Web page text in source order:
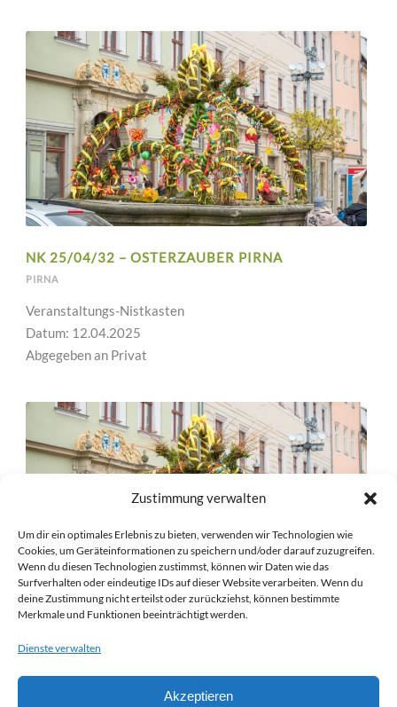
Zustimmung verwalten
Um dir ein optimales Erlebnis zu bieten, verwenden wir Technologien wie
Cookies, um Geräteinformationen zu speichern und/oder darauf zuzugreifen.
Wenn du diesen Technologien zustimmst, können wir Daten wie das
Surfverhalten oder eindeutige IDs auf dieser Website verarbeiten. Wenn du
deine Zustimmung nicht erteilst oder zurückziehst, können bestimmte
Merkmale und Funktionen beeinträchtigt werden.
Dienste verwalten
Akzeptieren
NK 25/04/32 – OSTERZAUBER PIRNA
PIRNA
Veranstaltungs-Nistkasten
Datum: 12.04.2025
Abgegeben an Privat
PIRNA
Veranstaltungs-Nistkasten